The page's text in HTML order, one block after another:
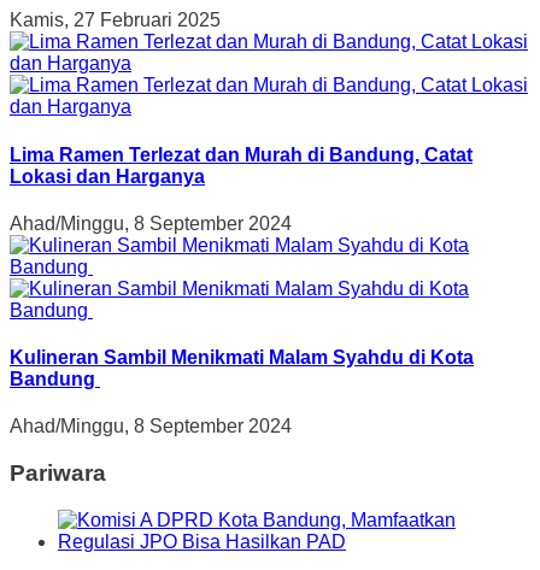
Kamis, 27 Februari 2025
Lima Ramen Terlezat dan Murah di Bandung, Catat
Lokasi dan Harganya
Ahad/Minggu, 8 September 2024
Kulineran Sambil Menikmati Malam Syahdu di Kota
Bandung
Ahad/Minggu, 8 September 2024
Pariwara